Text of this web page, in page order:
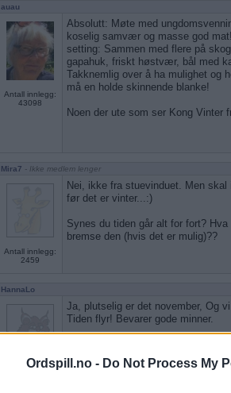
Ordspill.no - Do Not Process My
auau
Antall innlegg:
43098
Absolutt: Møte med
koselig samvær og masse god
setting: Sammen med flere på
gapahuk, friskt høstvær, bål med
Takknemlig over å ha mulighet og
må en holde skinnende blanke!
Noen der ute som ser Kong Vinter
Mira7 - Ikke medlem lenger
Antall innlegg:
2459
Nei, ikke fra stuevinduet. Men
før det er vinter...:)
Synes du tiden går alt for fort?
bremse den (hvis det er mulig)??
HannaLo
Antall innlegg:
Ja, plutselig er det november, Og
Tiden flyr! Bevarer gode minner.